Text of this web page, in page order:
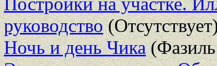
руководство
Ночь и день Чика